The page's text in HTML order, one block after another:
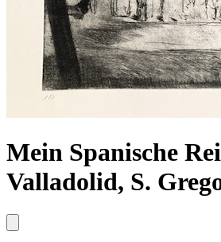
Mein Spanische
Valladolid, S.